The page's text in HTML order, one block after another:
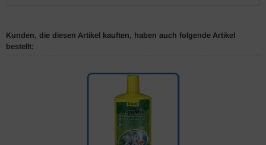
Kunden, die diesen Artikel kauften, haben auch folgende Artikel
bestellt: